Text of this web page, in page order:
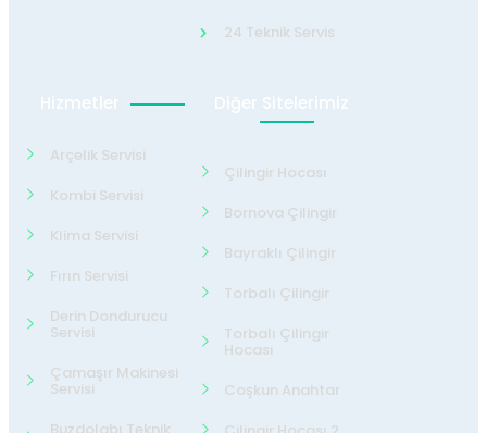
24 Teknik Servis
Hizmetler
Arçelik Servisi
Kombi Servisi
Klima Servisi
Fırın Servisi
Derin Dondurucu
Servisi
Çamaşır Makinesi
Servisi
Diğer Sitelerimiz
Çilingir Hocası
Bornova Çilingir
Bayraklı Çilingir
Torbalı Çilingir
Torbalı Çilingir
Hocası
Coşkun Anahtar